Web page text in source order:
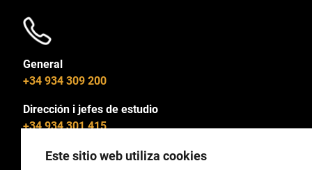
General
+34 934 309 200
Dirección i jefes de estudio
+34 934 301 415
Este sitio web utiliza cookies